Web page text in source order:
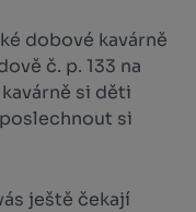
dobové kavárně
č. p. 133 na
si děti
si
ještě čekají